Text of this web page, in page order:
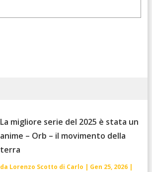
La migliore serie del 2025 è stata un
anime – Orb – il movimento della
terra
da Lorenzo Scotto di Carlo | Gen 25, 2026|